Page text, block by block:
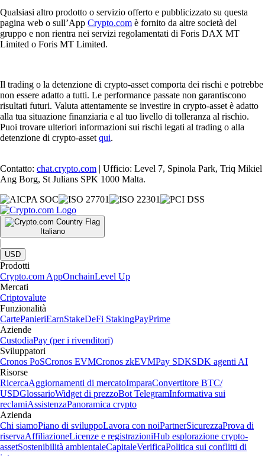
Qualsiasi altro prodotto o servizio offerto e pubblicizzato su questa
pagina web o sull’App Crypto.com è fornito da altre società del
gruppo e non rientra nei servizi regolamentati di Foris DAX MT
Limited o Foris MT Limited.
Il trading o la detenzione di crypto-asset comporta dei rischi e potrebbe
non essere adatto a tutti. Le performance passate non garantiscono
risultati futuri. Valuta attentamente se investire in crypto-asset è adatto
alla tua situazione finanziaria e al tuo livello di tolleranza al rischio.
Puoi trovare ulteriori informazioni sui rischi legati al trading o alla
detenzione di crypto-asset qui.
Contatto: chat.crypto.com | Ufficio: Level 7, Spinola Park, Triq Mikiel
Ang Borg, St Julians SPK 1000 Malta.
Italiano
|
USD
Prodotti
Crypto.com AppOnchainLevel Up
Mercati
Criptovalute
Funzionalità
CartePanieriEarnStakeDeFi StakingPayPrime
Aziende
CustodiaPay (per i rivenditori)
Sviluppatori
Cronos PoSCronos EVMCronos zkEVMPay SDKSDK agenti AI
Risorse
RicercaAggiornamenti di mercatoImparaConvertitore BTC/
USDGlossarioWidget di prezzoBot TelegramInformativa sui
reclamiAssistenzaPanoramica crypto
Azienda
Chi siamoPiano di sviluppoLavora con noiPartnerSicurezzaProva di
riservaAffiliazioneLicenze e registrazioniHub esplorazione crypto-
assetSostenibilità ambientaleCapitaleVerificaPolitica sui conflitti di